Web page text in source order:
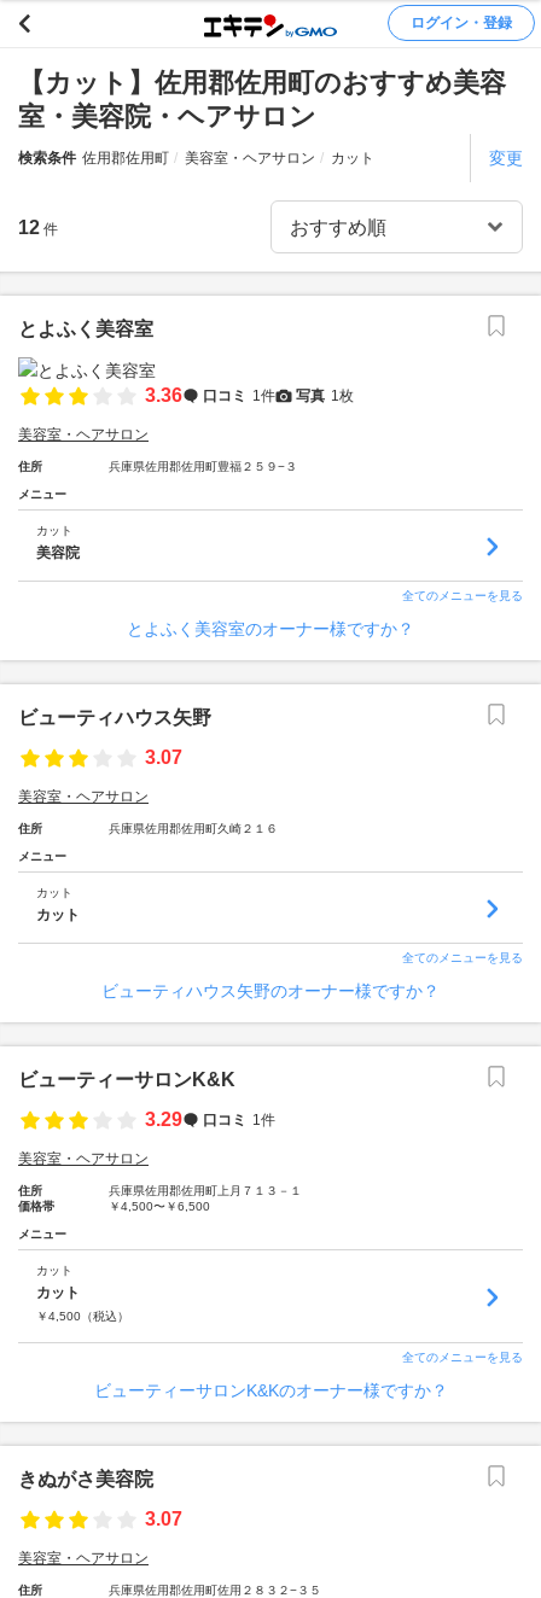
ログイン・登録
【カット】佐用郡佐用町のおすすめ美容
室・美容院・ヘアサロン
検索条件 佐用郡佐用町 美容室・ヘアサロン カット 変更
12 件
とよふく美容室
3.36 口コミ 1件 写真 1枚
美容室・ヘアサロン
住所 兵庫県佐用郡佐用町豊福２５９−３
メニュー
カット
美容院
全てのメニューを見る
とよふく美容室のオーナー様ですか？
ビューティハウス矢野
3.07
美容室・ヘアサロン
住所 兵庫県佐用郡佐用町久崎２１６
メニュー
カット
カット
全てのメニューを見る
ビューティハウス矢野のオーナー様ですか？
ビューティーサロンK&K
3.29
口コミ 1件
美容室・ヘアサロン
住所
兵庫県佐用郡佐用町上月７１３－１
価格帯
￥4,500〜￥6,500
メニュー
カット
カット
￥4,500 （税込）
全てのメニューを見る
ビューティーサロンK&Kのオーナー様ですか？
きぬがさ美容院
3.07
美容室・ヘアサロン
住所
兵庫県佐用郡佐用町佐用２８３２−３５